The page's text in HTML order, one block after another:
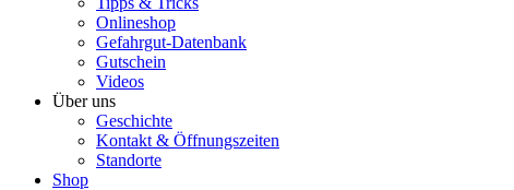
Onlineshop
Gefahrgut-Datenbank
Gutschein
Videos
Über uns
Geschichte
Kontakt & Öffnungszeiten
Standorte
Shop